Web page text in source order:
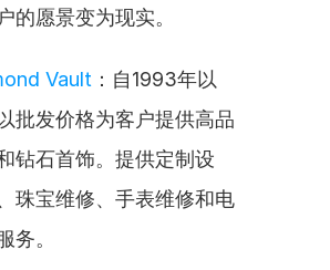
的愿景变为现实。
Vault ：自1993年以
批发价格为客户提供高品
钻石首饰。提供定制设
珠宝维修、手表维修和电
务。